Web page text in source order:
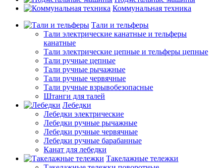
Коммунальная техника
Тали и тельферы
Тали электрические канатные и тельферы
канатные
Тали электрические цепные и тельферы цепные
Тали ручные цепные
Тали ручные рычажные
Тали ручные червячные
Тали ручные взрывобезопасные
Штанги для талей
Лебедки
Лебедки электрические
Лебедки ручные рычажные
Лебедки ручные червячные
Лебедки ручные барабанные
Канат для лебедки
Такелажные тележки